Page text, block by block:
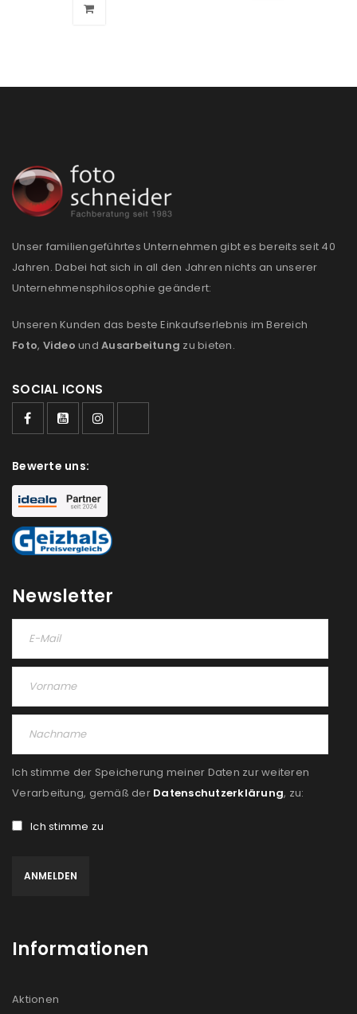
Unser familiengeführtes Unternehmen gibt es bereits seit 40
Jahren. Dabei hat sich in all den Jahren nichts an unserer
Unternehmensphilosophie geändert:
Unseren Kunden das beste Einkaufserlebnis im Bereich
Foto, Video und Ausarbeitung zu bieten.
SOCIAL ICONS
Bewerte uns:
Newsletter
Ich stimme der Speicherung meiner Daten zur weiteren
Verarbeitung, gemäß der Datenschutzerklärung, zu:
Ich stimme zu
Informationen
Aktionen